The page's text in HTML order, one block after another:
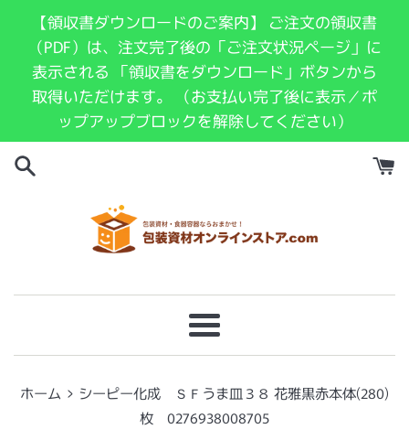
【領収書ダウンロードのご案内】 ご注文の領収書
（PDF）は、注文完了後の「ご注文状況ページ」に
表示される 「領収書をダウンロード」ボタンから
取得いただけます。 （お支払い完了後に表示／ポ
ップアップブロックを解除してください）
メ
ニ
ュ
ー
ホーム › シーピー化成 ＳＦうま皿３８ 花雅黒赤本体(280)
枚 0276938008705